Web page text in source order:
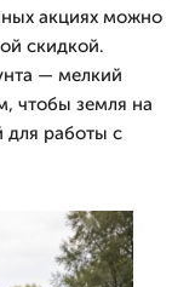
акциях можно
скидкой.
— мелкий
чтобы земля на
для работы с